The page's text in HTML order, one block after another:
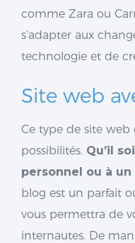
comme Zara ou
s’adapter aux
technologie et de
Site web
Ce type de site
possibilités. Qu’il
personnel ou à
blog est un parfait
vous permettra de
internautes. De